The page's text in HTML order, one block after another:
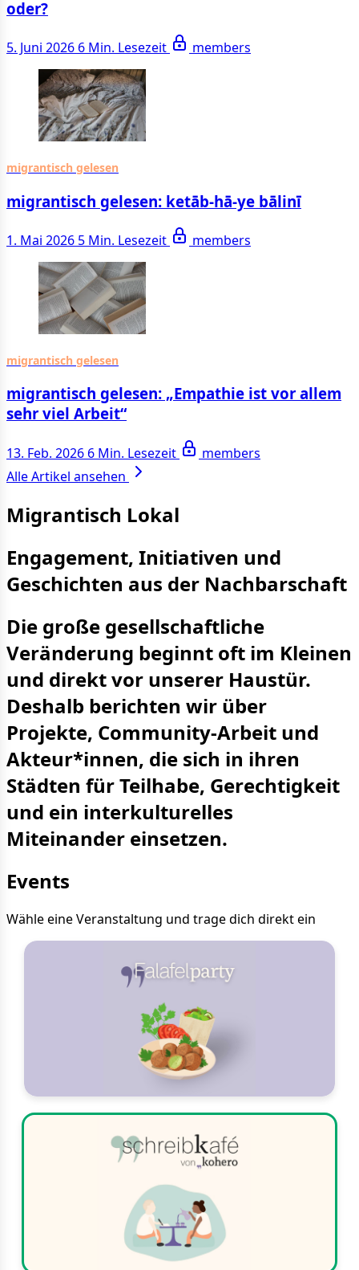
oder?
5. Juni 2026 6 Min. Lesezeit members
migrantisch gelesen
migrantisch gelesen: ketāb-hā-ye bālinī
1. Mai 2026 5 Min. Lesezeit members
migrantisch gelesen
migrantisch gelesen: „Empathie ist vor allem
sehr viel Arbeit“
13. Feb. 2026 6 Min. Lesezeit
members
Alle Artikel ansehen
Migrantisch Lokal
Engagement, Initiativen und
Geschichten aus der Nachbarschaft
Die große gesellschaftliche
Veränderung beginnt oft im Kleinen
und direkt vor unserer Haustür.
Deshalb berichten wir über
Projekte, Community-Arbeit und
Akteur*innen, die sich in ihren
Städten für Teilhabe, Gerechtigkeit
und ein interkulturelles
Miteinander einsetzen.
Events
Wähle eine Veranstaltung und trage dich direkt ein